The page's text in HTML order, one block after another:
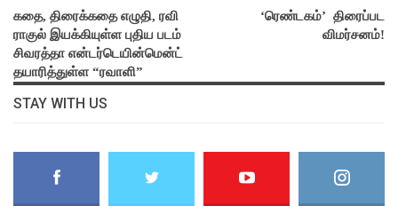
கதை, திரைக்கதை எழுதி, ரவி
ராகுல் இயக்கியுள்ள புதிய படம்
சிவரத்தா என்டர்டெயின்மென்ட்
தயாரித்துள்ள “ரவாளி”
‘ரெண்டகம்’ திரைப்பட
விமர்சனம்!
STAY WITH US